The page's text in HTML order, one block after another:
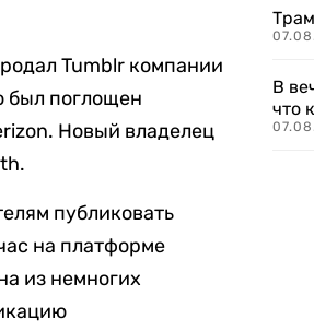
Tumblr компании
был поглощен
Новый владелец
публиковать
на платформе
из немногих
В
что